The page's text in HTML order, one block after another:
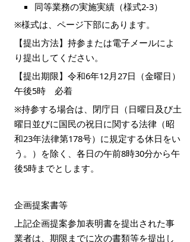
同等業務の実施実績（様式2-3）
※様式は、ページ下部にあります。
【提出方法】持参または電子メールによ
り提出してください。
【提出期限】令和6年12月27日（金曜日）
午後5時 必着
※持参する場合は、閉庁日（日曜日及び土
曜日並びに国民の祝日に関する法律（昭
和23年法律第178号）に規定する休日をい
う。）を除く、各日の午前8時30分から午
後5時までとします。
企画提案書等
上記企画提案参加表明書を提出された事
業者は、期限までに次の書類等を提出し